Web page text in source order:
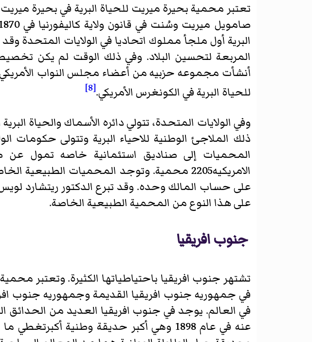
تعتبر محمية بحيرة ميريت للحياة البرية في بحيرة
المربعة لتحسين البلاد. وفي ذلك الوقت لم يكن تخصيص
أنشأت مجموعه حزبيه من أعضاء مجلس النواب الأمريكي
للحياة البرية في الكونغرس الأمريكي.[8]
وفي الولايات المتحدة، تتولي دائره الأسماك والحياة
ذلك الملاجئ الوطنية للاحياء البرية وتتولى
المحميات إلى صناديق استئمانية خاصه تمول عن
الامريكيه2205 محمية. وتوجد المحميات
على هذا النوع من المحمية الطبيعية الخاصة.
جنوب افريقيا
في جمهوريه جنوب افريقيا القديمة وجمهوريه جنوب
في العالم. يوجد في جنوب افريقيا العديد من الحدائق